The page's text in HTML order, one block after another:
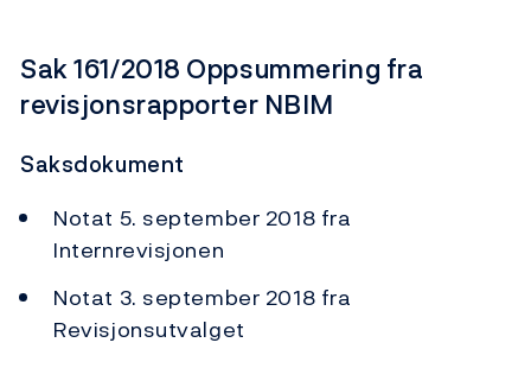
Sak 161/2018 Oppsummering fra
revisjonsrapporter NBIM
Saksdokument
Notat 5. september 2018 fra
Internrevisjonen
Notat 3. september 2018 fra
Revisjonsutvalget